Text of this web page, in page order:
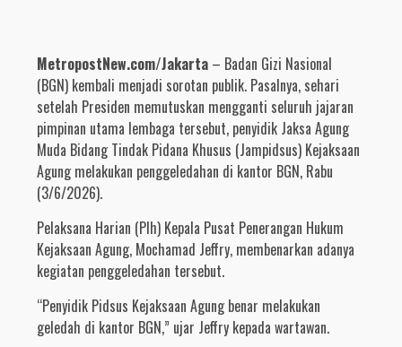
MetropostNew.com/Jakarta – Badan Gizi Nasional
(BGN) kembali menjadi sorotan publik. Pasalnya, sehari
setelah Presiden memutuskan mengganti seluruh jajaran
pimpinan utama lembaga tersebut, penyidik Jaksa Agung
Muda Bidang Tindak Pidana Khusus (Jampidsus) Kejaksaan
Agung melakukan penggeledahan di kantor BGN, Rabu
(3/6/2026).
Pelaksana Harian (Plh) Kepala Pusat Penerangan Hukum
Kejaksaan Agung, Mochamad Jeffry, membenarkan adanya
kegiatan penggeledahan tersebut.
“Penyidik Pidsus Kejaksaan Agung benar melakukan
geledah di kantor BGN,” ujar Jeffry kepada wartawan.